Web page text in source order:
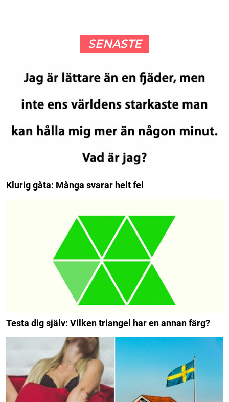
SENASTE
Klurig gåta: Många svarar helt fel
Testa dig själv: Vilken triangel har en annan färg?